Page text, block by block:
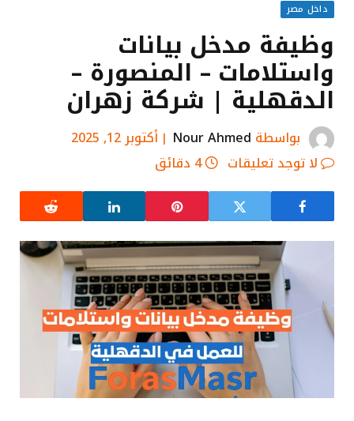
داخل مصر
وظيفة مدخل بيانات
واستلامات – المنصورة –
الدقهلية | شركة زهران
بواسطة Nour Ahmed
أكتوبر 12, 2025
لا توجد تعليقات
4 دقائق